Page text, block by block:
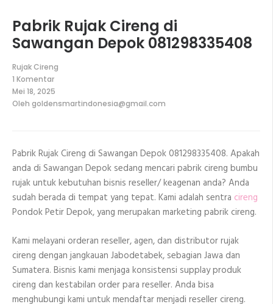
Pabrik Rujak Cireng di
Sawangan Depok 081298335408
Rujak Cireng
1 Komentar
pada
Pabrik
Rujak
081298335408
Mei 18, 2025
Oleh goldensmartindonesia@gmail.com
Pabrik Rujak Cireng di Sawangan Depok 081298335408. Apakah
anda di Sawangan Depok sedang mencari pabrik cireng bumbu
rujak untuk kebutuhan bisnis reseller/ keagenan anda? Anda
sudah berada di tempat yang tepat. Kami adalah sentra cireng
Pondok Petir Depok, yang merupakan marketing pabrik cireng.
Kami melayani orderan reseller, agen, dan distributor rujak
cireng dengan jangkauan Jabodetabek, sebagian Jawa dan
Sumatera. Bisnis kami menjaga konsistensi supplay produk
cireng dan kestabilan order para reseller. Anda bisa
menghubungi kami untuk mendaftar menjadi reseller cireng.